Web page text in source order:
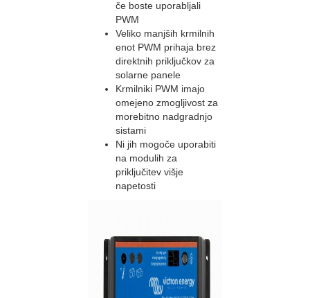
če boste uporabljali
PWM
Veliko manjših krmilnih
enot PWM prihaja brez
direktnih priključkov za
solarne panele
Krmilniki PWM imajo
omejeno zmogljivost za
morebitno nadgradnjo
sistami
Ni jih mogoče uporabiti
na modulih za
priključitev višje
napetosti